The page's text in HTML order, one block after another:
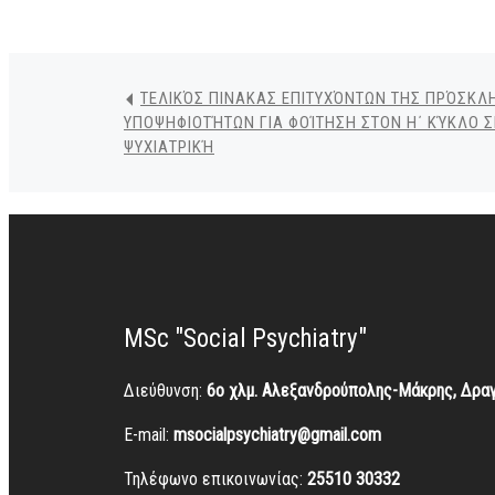
ΤΕΛΙΚΌΣ ΠΙΝΑΚΑΣ ΕΠΙΤΥΧΌΝΤΩΝ ΤΗΣ
ΥΠΟΨΗΦΙΟΤΉΤΩΝ ΓΙΑ ΦΟΊΤΗΣΗ ΣΤΟΝ Η΄ ΚΎΚΛΟ
ΨΥΧΙΑΤΡΙΚΉ
MSc "Social Psychiatry"
Διεύθυνση: 6ο χλμ. Αλεξανδρούπολης-Μάκρης,
E-mail: msocialpsychiatry@gmail.com
Τηλέφωνο επικοινωνίας: 25510 30332